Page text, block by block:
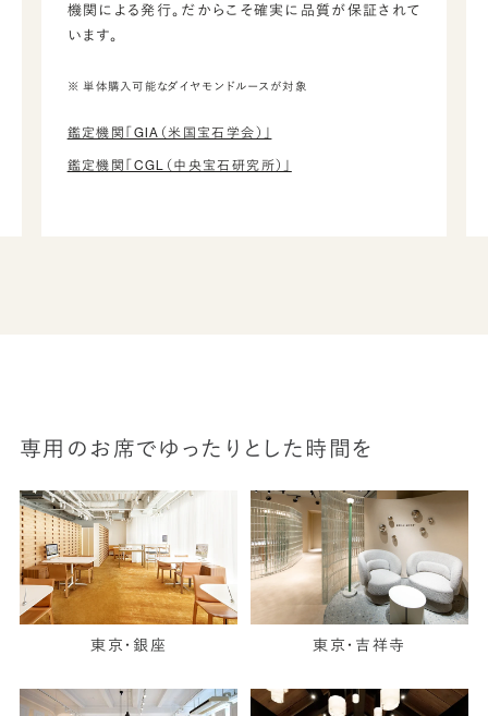
機関による発行。だからこそ確実に品質が保証されて
います。
※ 単体購入可能なダイヤモンドルースが対象
鑑定機関「GIA（米国宝石学会）」
鑑定機関「CGL（中央宝石研究所）」
専用のお席でゆったりとした時間を
東京・銀座 東京・吉祥寺